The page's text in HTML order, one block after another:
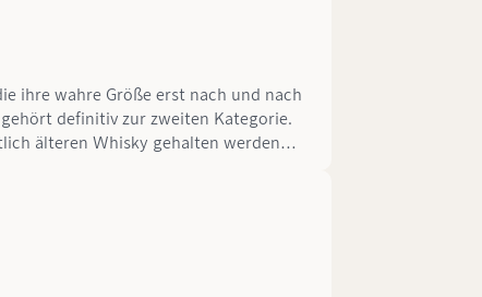
ihre wahre Größe erst nach und nach
definitiv zur zweiten Kategorie.
älteren Whisky gehalten werden